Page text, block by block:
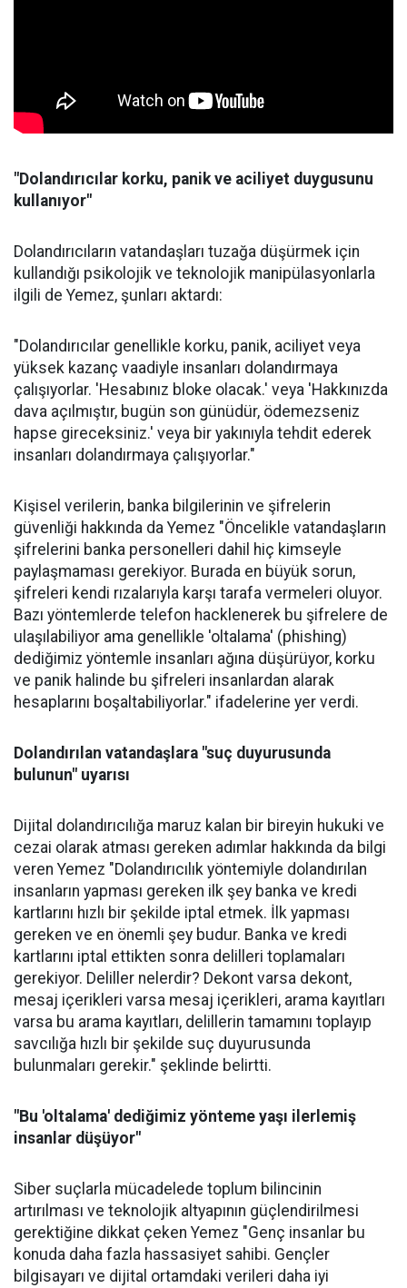
"Dolandırıcılar korku, panik ve aciliyet duygusunu
kullanıyor"
Dolandırıcıların vatandaşları tuzağa düşürmek için
kullandığı psikolojik ve teknolojik manipülasyonlarla
ilgili de Yemez, şunları aktardı:
"Dolandırıcılar genellikle korku, panik, aciliyet veya
yüksek kazanç vaadiyle insanları dolandırmaya
çalışıyorlar. 'Hesabınız bloke olacak.' veya 'Hakkınızda
dava açılmıştır, bugün son günüdür, ödemezseniz
hapse gireceksiniz.' veya bir yakınıyla tehdit ederek
insanları dolandırmaya çalışıyorlar."
Kişisel verilerin, banka bilgilerinin ve şifrelerin
güvenliği hakkında da Yemez "Öncelikle vatandaşların
şifrelerini banka personelleri dahil hiç kimseyle
paylaşmaması gerekiyor. Burada en büyük sorun,
şifreleri kendi rızalarıyla karşı tarafa vermeleri oluyor.
Bazı yöntemlerde telefon hacklenerek bu şifrelere de
ulaşılabiliyor ama genellikle 'oltalama' (phishing)
dediğimiz yöntemle insanları ağına düşürüyor, korku
ve panik halinde bu şifreleri insanlardan alarak
hesaplarını boşaltabiliyorlar." ifadelerine yer verdi.
Dolandırılan vatandaşlara "suç duyurusunda
bulunun" uyarısı
Dijital dolandırıcılığa maruz kalan bir bireyin hukuki ve
cezai olarak atması gereken adımlar hakkında da bilgi
veren Yemez "Dolandırıcılık yöntemiyle dolandırılan
insanların yapması gereken ilk şey banka ve kredi
kartlarını hızlı bir şekilde iptal etmek. İlk yapması
gereken ve en önemli şey budur. Banka ve kredi
kartlarını iptal ettikten sonra delilleri toplamaları
gerekiyor. Deliller nelerdir? Dekont varsa dekont,
mesaj içerikleri varsa mesaj içerikleri, arama kayıtları
varsa bu arama kayıtları, delillerin tamamını toplayıp
savcılığa hızlı bir şekilde suç duyurusunda
bulunmaları gerekir." şeklinde belirtti.
"Bu 'oltalama' dediğimiz yönteme yaşı ilerlemiş
insanlar düşüyor"
Siber suçlarla mücadelede toplum bilincinin
artırılması ve teknolojik altyapının güçlendirilmesi
gerektiğine dikkat çeken Yemez "Genç insanlar bu
konuda daha fazla hassasiyet sahibi. Gençler
bilgisayarı ve dijital ortamdaki verileri daha iyi